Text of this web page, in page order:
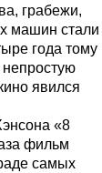
грабежи,
машин стали
года тому
непростую
явился
«8
фильм
самых